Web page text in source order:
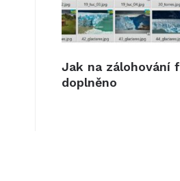
Jak na zálohování
doplněno